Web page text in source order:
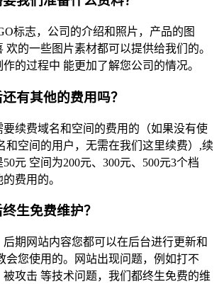
标志，公司的介绍和照片，产品的图
欢的一些图片素材都可以提供给我们的。
的过程中 能更加了解您公司的情况。
有其他的费用吗？
要续费域名和空间的费用的（如果没有使
和空间的用户，无需在我们这里续费）,续
元 空间为200元、300元、500元3个档
费用的。
生免费维护？
后期网站内容您都可以在后台进行更新和
会您使用的。网站出现问题，例如打不
攻击 等技术问题，我们都终生免费的维